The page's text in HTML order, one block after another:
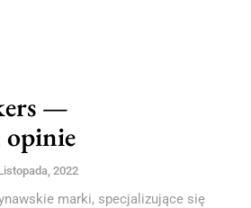
—
opinie
2022
marki, specjalizujące się